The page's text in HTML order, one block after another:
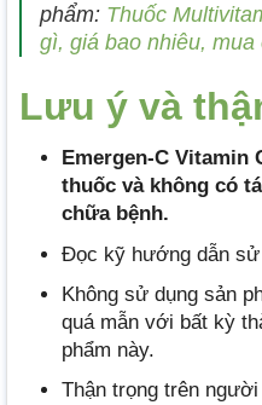
phẩm: Thuốc
gì, giá bao nhiêu, mua
Lưu ý và
Emergen-C Vitamin
thuốc và không có
chữa bệnh.
Đọc kỹ hướng dẫn
Không sử dụng sản
quá mẫn với bất kỳ
phẩm này.
Thận trọng trên